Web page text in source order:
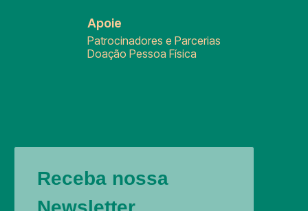
Apoie
Patrocinadores e Parcerias
Doação Pessoa Física